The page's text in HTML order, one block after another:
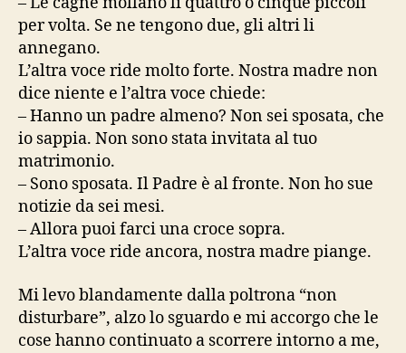
per volta. Se ne tengono due, gli altri li
annegano.
L’altra voce ride molto forte. Nostra madre non
dice niente e l’altra voce chiede:
– Hanno un padre almeno? Non sei sposata, che
io sappia. Non sono stata invitata al tuo
matrimonio.
– Sono sposata. Il Padre è al fronte. Non ho sue
notizie da sei mesi.
– Allora puoi farci una croce sopra.
L’altra voce ride ancora, nostra madre piange.
Mi levo blandamente dalla poltrona “non
disturbare”, alzo lo sguardo e mi accorgo che le
cose hanno continuato a scorrere intorno a me,